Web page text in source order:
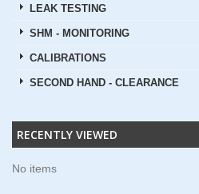
LEAK TESTING
SHM - MONITORING
CALIBRATIONS
SECOND HAND - CLEARANCE
RECENTLY VIEWED
No items